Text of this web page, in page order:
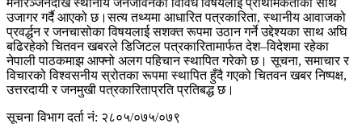
उजागर गर्दै आएको छ।सत्य तथ्यमा आधारित पत्रकारिता, स्थानीय आवाजको
प्रवर्द्धन र जनचासोका विषयलाई सशक्त रूपमा उठान गर्ने उद्देश्यका साथ अघि
बढिरहेको चितवन खबरले डिजिटल पत्रकारितामार्फत देश–विदेशमा रहेका
नेपाली पाठकमाझ आफ्नो अलग पहिचान स्थापित गरेको छ। सूचना, समाचार र
विचारको विश्वसनीय स्रोतका रूपमा स्थापित हुँदै गएको चितवन खबर निष्पक्ष,
उत्तरदायी र जनमुखी पत्रकारिताप्रति प्रतिबद्ध छ।
सूचना विभाग दर्ता नं: २८०५/०७५/०७९